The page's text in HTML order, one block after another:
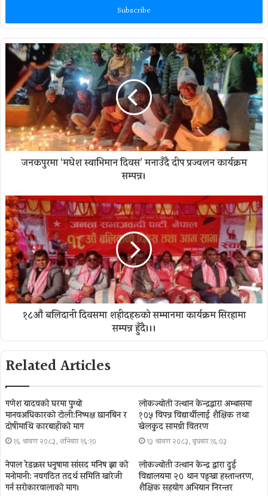
जनकपुरमा ‘मधेश स्वाभिमान दिवस’ मनाउँदै दीप प्रज्वलन कार्यक्रम
सम्पन्न।
१८औं बलिदानी दिवसमा शहीदहरूको सम्मानमा कार्यक्रम सिरहामा
सम्पन्न हुँदै।।।
Related Articles
गणेश यादवको घरमा पुग्याे
मानवअधिकारकाे टोली:निष्पक्ष छानबिन र
दोषीमाथि कारबाहीको माग
१६ श्रावण २०८३, शनिबार १६:१०
लोकज्योती उत्थान केन्द्रद्वारा अम्बासमा
१०५ विपन्न विद्यार्थीलाई शैक्षिक तथा
खेलकुद सामग्री वितरण
१३ श्रावण २०८३, बुधबार १६:०३
नेपाल रेडक्रस धनुषामा सांसद मनिष झा को
मनोमानी: नवगठित तदर्थ समिति खारेजी
गर्न सरोकारवालाको माग।
लोकज्योती उत्थान केन्द्र द्वारा दुई
विद्यालयमा २० थान पङ्खा हस्तान्तरण,
शैक्षिक सहयोग अभियान निरन्तर